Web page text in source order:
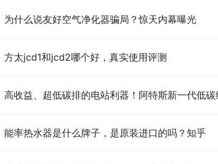
为什么说友好空气净化器骗局？惊天内幕曝光
方太jcd1和jcd2哪个好，真实使用评测
高收益、超低碳排的电站利器！阿特斯新一代低碳组件
能率热水器是什么牌子，是原装进口的吗？知乎